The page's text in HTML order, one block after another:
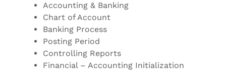
Accounting & Banking
Chart of Account
Banking Process
Posting Period
Controlling Reports
Financial – Accounting Initialization